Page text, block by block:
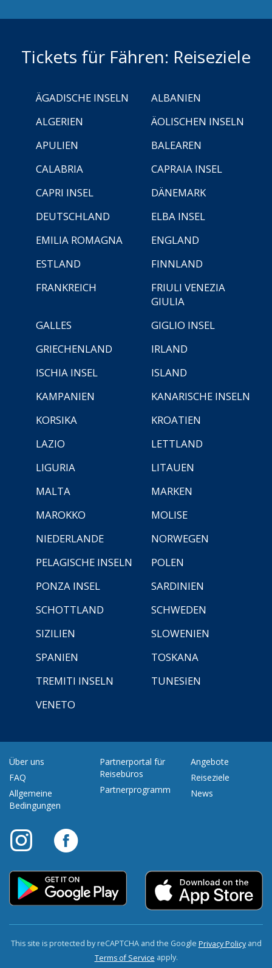
Tickets für Fähren: Reiseziele
ÄGADISCHE INSELN
ALBANIEN
ALGERIEN
ÄOLISCHEN INSELN
APULIEN
BALEAREN
CALABRIA
CAPRAIA INSEL
CAPRI INSEL
DÄNEMARK
DEUTSCHLAND
ELBA INSEL
EMILIA ROMAGNA
ENGLAND
ESTLAND
FINNLAND
FRANKREICH
FRIULI VENEZIA
GIULIA
GALLES
GIGLIO INSEL
GRIECHENLAND
IRLAND
ISCHIA INSEL
ISLAND
KAMPANIEN
KANARISCHE INSELN
KORSIKA
KROATIEN
LAZIO
LETTLAND
LIGURIA
LITAUEN
MALTA
MARKEN
MAROKKO
MOLISE
NIEDERLANDE
NORWEGEN
PELAGISCHE INSELN
POLEN
PONZA INSEL
SARDINIEN
SCHOTTLAND
SCHWEDEN
SIZILIEN
SLOWENIEN
SPANIEN
TOSKANA
TREMITI INSELN
TUNESIEN
VENETO
Über uns
FAQ
Allgemeine
Bedingungen
Partnerportal für
Reisebüros
Partnerprogramm
Angebote
Reiseziele
News
This site is protected by reCAPTCHA and the Google Privacy Policyand
Terms of Service apply.